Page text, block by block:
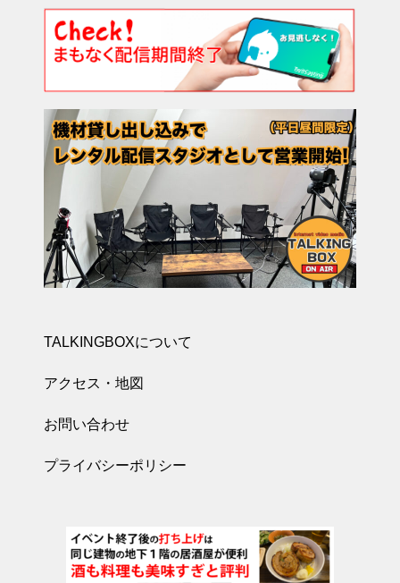
TALKINGBOXについて
アクセス・地図
お問い合わせ
プライバシーポリシー